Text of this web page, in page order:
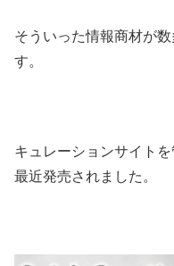
そういった情報商材が
す。
キュレーションサイトを
最近発売されました。